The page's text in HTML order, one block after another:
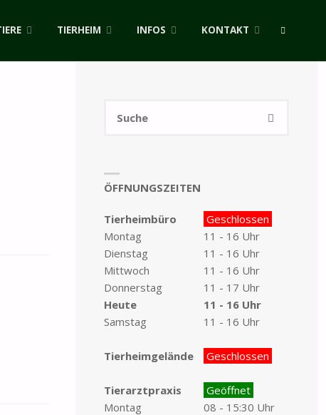
TIERHEIM INFOS KONTAKT
SUCHE
ÖFFNUNGSZEITEN
Tierheimbüro
Montag
Dienstag
Mittwoch
Donnerstag
Heute
Samstag
Geschlossen
11 - 16 Uhr
11 - 16 Uhr
11 - 16 Uhr
11 - 17 Uhr
11 - 16 Uhr
11 - 16 Uhr
Tierheimgelände Geschlossen
Tierarztpraxis
Montag
Geöffnet
08 - 15:30 Uhr